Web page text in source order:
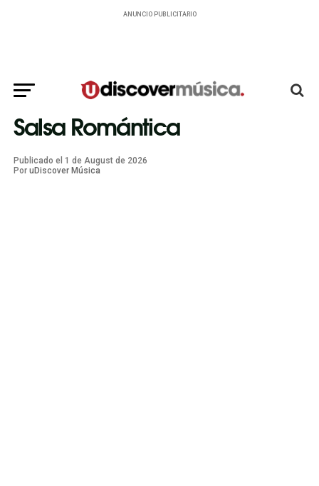
ANUNCIO PUBLICITARIO
Salsa Romántica
Publicado el 1 de August de 2026
Por uDiscover Música